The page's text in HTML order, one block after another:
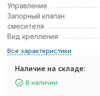
Управление
Запорный клапан
смесителя
Вид крепления
Все характеристики
Наличие на складе:
В наличии